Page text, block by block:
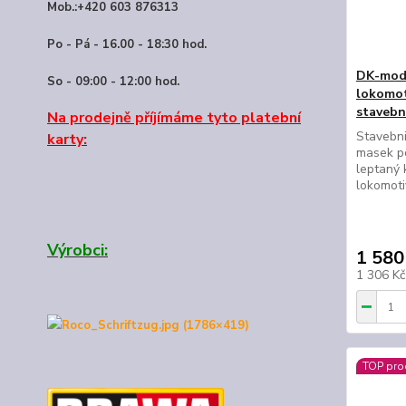
Mob.:+420 603 876313
Po - Pá - 16.00 - 18:30 hod.
So - 09:00 - 12:00 hod.
Na prodejně příjímáme tyto platební
karty:
Výrobci:
DK-
masek
leptaný
1
1 306
TOP